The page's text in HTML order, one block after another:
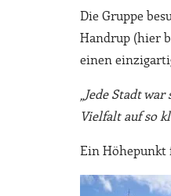
Die Gruppe
Handrup (hier
einen
„Jede Stadt
Vielfalt auf so
Ein Höhepunkt